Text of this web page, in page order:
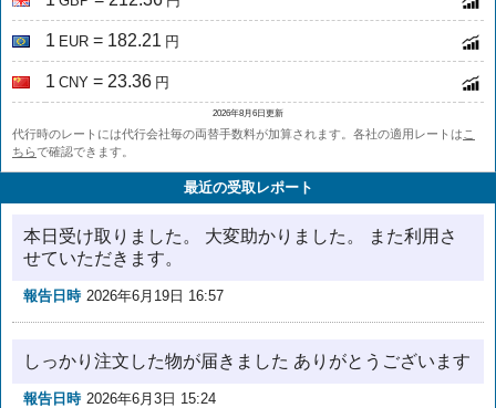
1 EUR = 182.21 円
1 CNY = 23.36 円
2026年8月6日更新
代行時のレートには代行会社毎の両替手数料が加算されます。各社の適用レートは こ
ちらで確認できます。
最近の受取レポート
本日受け取りました。 大変助かりました。 また利用さ
せていただきます。
報告日時 2026年6月19日 16:57
しっかり注文した物が届きました ありがとうございます
報告日時 2026年6月3日 15:24